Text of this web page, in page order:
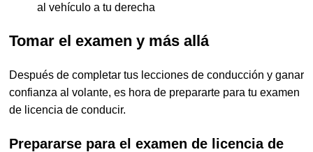
al vehículo a tu derecha
Tomar el examen y más allá
Después de completar tus lecciones de conducción y ganar
confianza al volante, es hora de prepararte para tu examen
de licencia de conducir.
Prepararse para el examen de licencia de